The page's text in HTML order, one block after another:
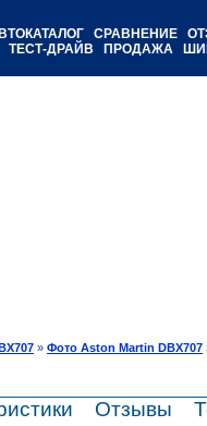
СРАВНЕНИЕ
ТЕСТ-ДРАЙВ
ПРОДАЖА
» Фото Aston Martin DBX707
Отзывы